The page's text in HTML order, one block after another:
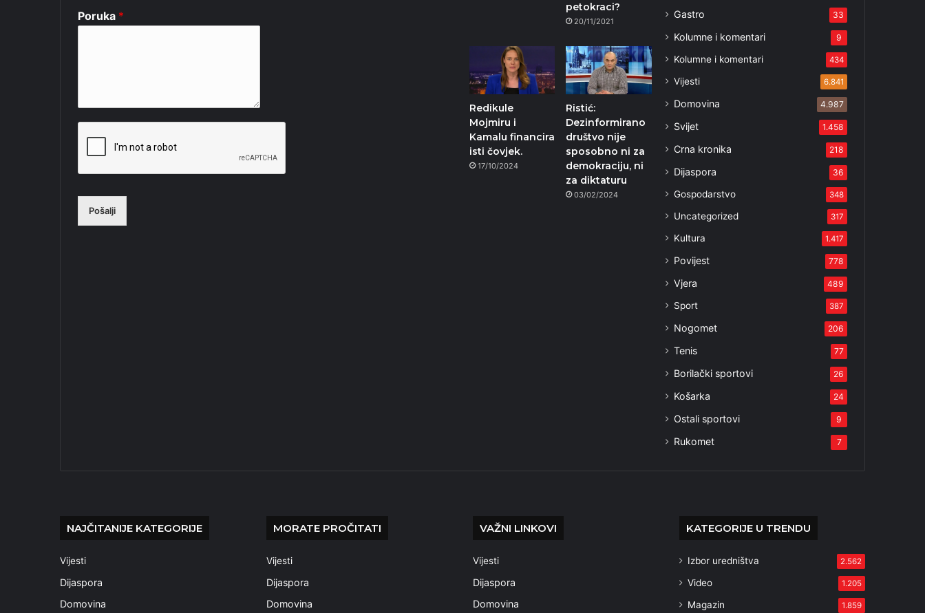
Poruka *
Pošalji
petokraci?
20/11/2021
Redikule
Mojmiru i
Kamalu financira
isti čovjek.
17/10/2024
Ristić:
Dezinformirano
društvo nije
sposobno ni za
demokraciju, ni
za diktaturu
03/02/2024
Gastro 33
Kolumne i komentari 9
Kolumne i komentari 434
Vijesti 6.841
Domovina 4.987
Svijet 1.458
Crna kronika 218
Dijaspora 36
Gospodarstvo 348
Uncategorized 317
Kultura 1.417
Povijest 778
Vjera 489
Sport 387
Nogomet 206
Tenis 77
Borilački sportovi 26
Košarka 24
Ostali sportovi 9
Rukomet 7
NAJČITANIJE KATEGORIJE
Vijesti
Dijaspora
Domovina
MORATE PROČITATI
Vijesti
Dijaspora
Domovina
VAŽNI LINKOVI
Vijesti
Dijaspora
Domovina
KATEGORIJE U TRENDU
Izbor uredništva 2.562
Video 1.205
Magazin 1.859